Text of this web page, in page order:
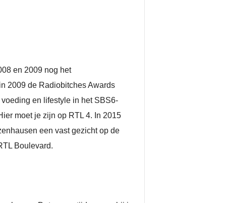
en 2009 nog het
2009 de Radiobitches Awards
en lifestyle in het SBS6-
moet je zijn op RTL 4. In 2015
een vast gezicht op de
Boulevard.